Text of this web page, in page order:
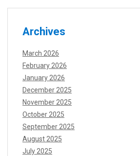
Archives
March 2026
February 2026
January 2026
December 2025
November 2025
October 2025
September 2025
August 2025
July 2025